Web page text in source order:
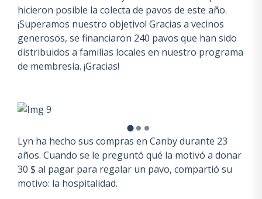
hicieron posible la colecta de pavos de este año.
¡Superamos nuestro objetivo! Gracias a vecinos
generosos, se financiaron 240 pavos que han sido
distribuidos a familias locales en nuestro programa
de membresía. ¡Gracias!
Lyn ha hecho sus compras en Canby durante 23
años. Cuando se le preguntó qué la motivó a donar
30 $ al pagar para regalar un pavo, compartió su
motivo: la hospitalidad.